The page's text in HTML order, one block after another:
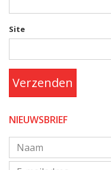
Site
Verzenden
NIEUWSBRIEF